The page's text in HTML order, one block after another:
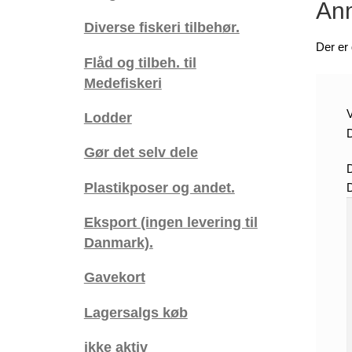
Der er
Diverse fiskeri tilbehør.
Flåd og tilbeh. til
Medefiskeri
Lodder
Gør det selv dele
Plastikposer og andet.
Eksport (ingen levering til
Danmark).
Gavekort
Lagersalgs køb
ikke aktiv